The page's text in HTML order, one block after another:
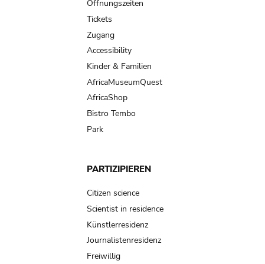
navigation
Öffnungszeiten
Tickets
Zugang
Accessibility
Kinder & Familien
AfricaMuseumQuest
AfricaShop
Bistro Tembo
Park
PARTIZIPIEREN
Citizen science
Scientist in residence
Künstlerresidenz
Journalistenresidenz
Freiwillig